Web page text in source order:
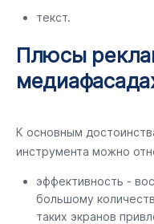
текст.
Плюсы
К основным
инструмента можно
эффективность -
большому
таких экранов